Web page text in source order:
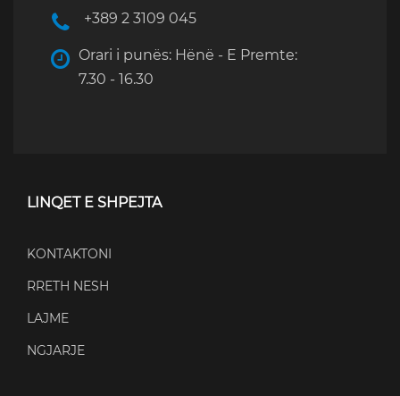
+389 2 3109 045
Orari i punës: Hënë - E Premte:
7.30 - 16.30
LINQET E SHPEJTA
KONTAKTONI
RRETH NESH
LAJME
NGJARJE